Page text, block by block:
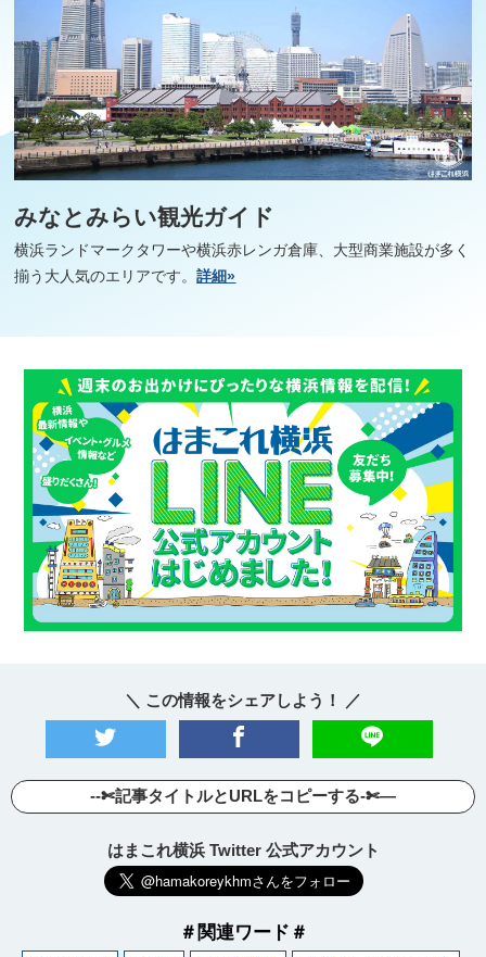
みなとみらい観光ガイド
横浜ランドマークタワーや横浜赤レンガ倉庫、大型商業施設が多く
揃う大人気のエリアです。詳細»
＼ この情報をシェアしよう！ ／
--✄記事タイトルとURLをコピーする-✄—
はまこれ横浜 Twitter 公式アカウント
＃関連ワード＃